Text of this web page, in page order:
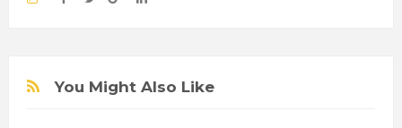
You Might Also Like